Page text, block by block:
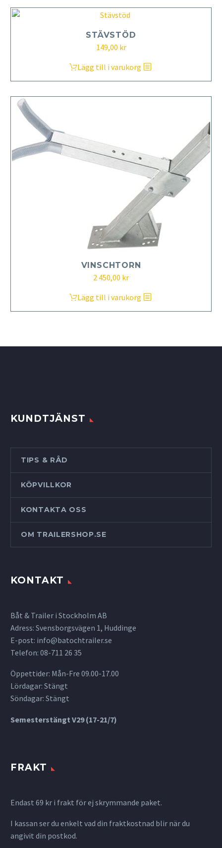
STÄVSTÖD
149,00 kr
Lägg till i varukorg
VINSCHTORN
2 450,00 kr
Lägg till i varukorg
KUNDTJÄNST
TIPS & RÅD
KÖPVILLKOR
KONTAKTA OSS
OM TRAILERSHOP.SE
KONTAKT
Båt & Trailer i Stockholm AB
Adress: Svensborgsvägen 1, Huddinge
E-post: info@batochtrailer.se
Telefon: 08-711 26 35
Öppettider: Mån-Fre 09.00-17.00
Lördagar: Stängt
Söndagar: Stängt
Semesterstängt V29 (17-21/7)
FRAKT
Endast 69 kr i frakt för ej skrymmande paket.
I kassan ser du enkelt vad din fraktkostnad blir när du
angivit din postkod.